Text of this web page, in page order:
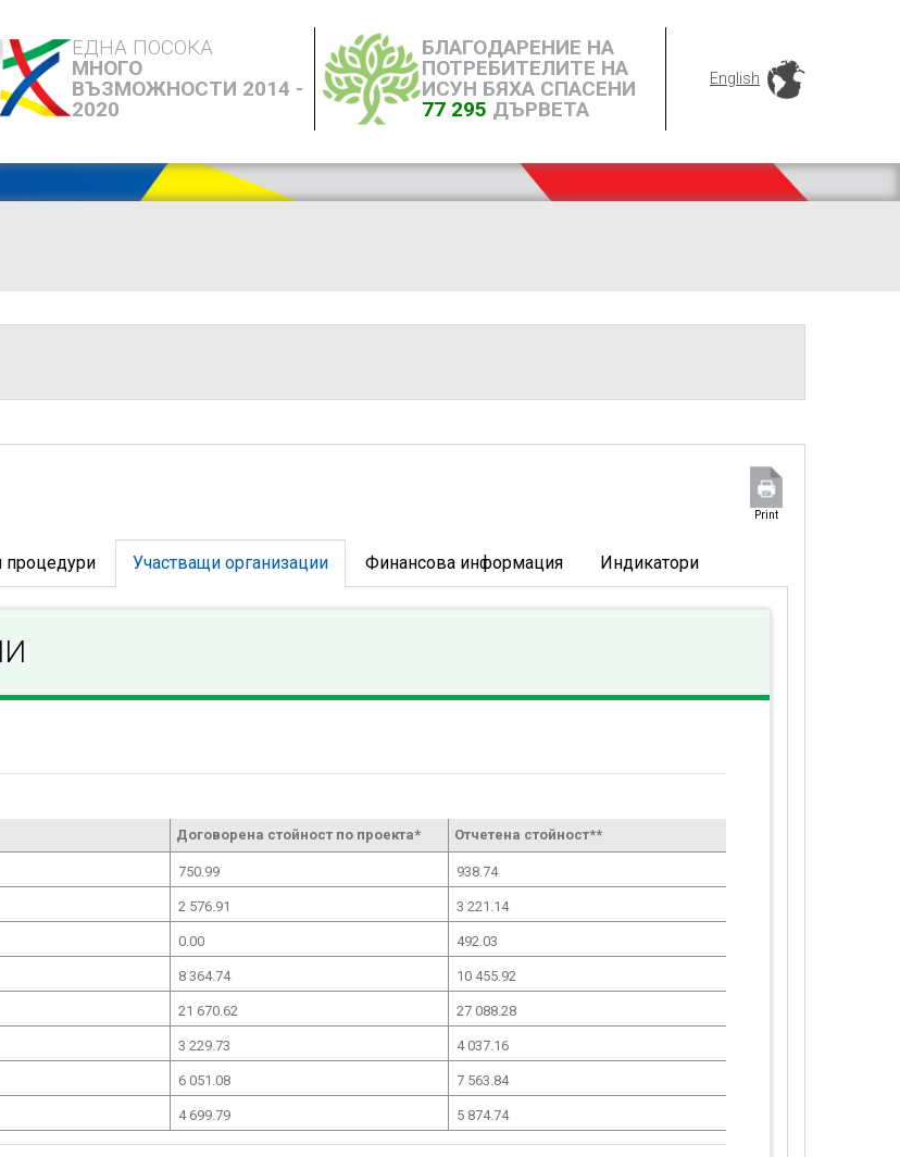
ЕДНА ПОСОКА
МНОГО
ВЪЗМОЖНОСТИ 2014 -
2020
БЛАГОДАРЕНИЕ НА
ПОТРЕБИТЕЛИТЕ НА
ИСУН БЯХА СПАСЕНИ
77 295 ДЪРВЕТА
English
Print
процедури Участващи организации Финансова информация Индикатори
Договорена стойност по проекта* Отчетена стойност**
750.99 938.74
2 576.91 3 221.14
0.00 492.03
8 364.74 10 455.92
21 670.62 27 088.28
3 229.73 4 037.16
6 051.08 7 563.84
4 699.79 5 874.74